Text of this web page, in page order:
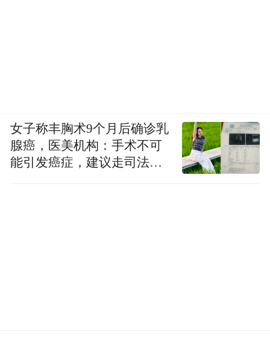
女子称丰胸术9个月后确诊乳
腺癌，医美机构：手术不可
能引发癌症，建议走司法途